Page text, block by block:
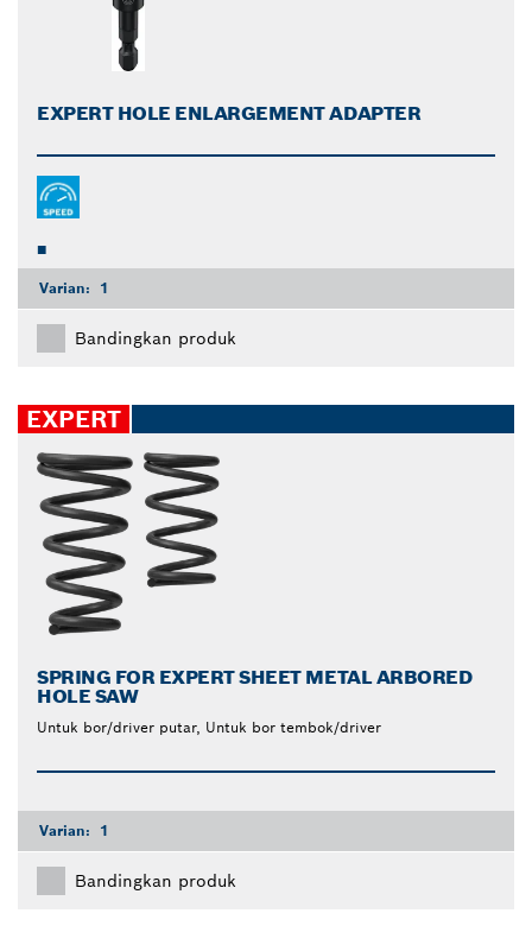
EXPERT HOLE ENLARGEMENT ADAPTER
Varian: 1
Bandingkan produk
EXPERT
SPRING FOR EXPERT SHEET METAL ARBORED
HOLE SAW
Untuk bor/driver putar, Untuk bor tembok/driver
Varian: 1
Bandingkan produk